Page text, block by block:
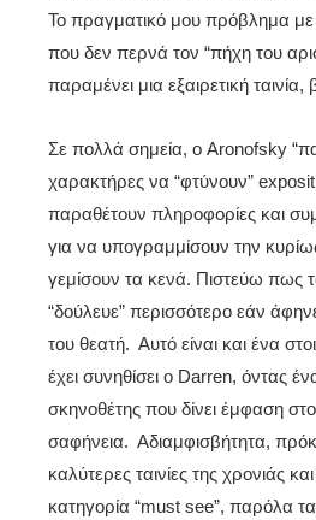
Το πραγματικό μου πρόβλημα με
που δεν περνά τον “πήχη του
παραμένει μια εξαιρετική ταινία,
Σε πολλά σημεία, ο Aronofsky
χαρακτήρες να “φτύνουν”
παραθέτουν πληροφορίες και
για να υπογραμμίσουν την
γεμίσουν τα κενά. Πιστεύω πως
“δούλευε” περισσότερο εάν
του θεατή. Αυτό είναι και ένα
έχει συνηθίσει ο Darren, όντας
σκηνοθέτης που δίνει έμφαση
σαφήνεια. Αδιαμφισβήτητα,
καλύτερες ταινίες της χρονιάς
κατηγορία “must see”, παρόλα